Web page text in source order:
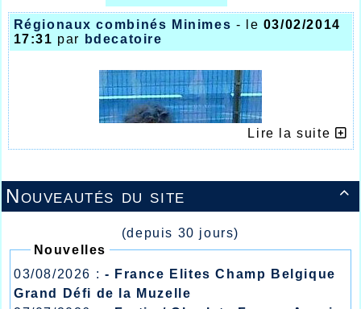

Nouveautés du site
(depuis 30 jours)
Nouvelles
03/08/2026 : - France Elites Champ Belgique
Grand Défi de la Muzelle
Régionaux combinés Minimes - le 03/02/2014
17:31 par bdecatoire
Lire la suite